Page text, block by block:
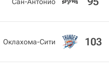
Оклахома-Сити 103